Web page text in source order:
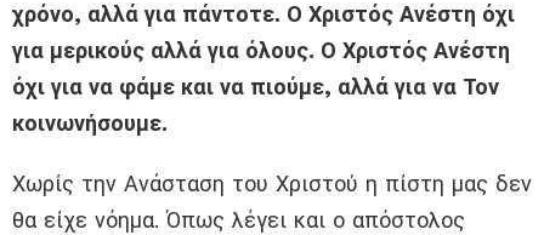
χρόνο, αλλά για πάντοτε. Ο Χριστός Ανέστη όχι
για μερικούς αλλά για όλους. Ο Χριστός Ανέστη
όχι για να φάμε και να πιούμε, αλλά για να Τον
κοινωνήσουμε.
Χωρίς την Ανάσταση του Χριστού η πίστη μας δεν
θα είχε νόημα. Όπως λέγει και ο απόστολος